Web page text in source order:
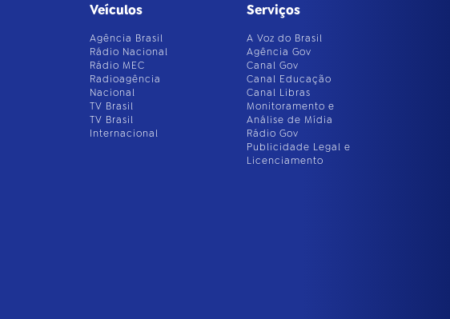
Veículos
Agência Brasil
Rádio Nacional
Rádio MEC
Radioagência
Nacional
TV Brasil
TV Brasil
Internacional
Serviços
A Voz do Brasil
Agência Gov
Canal Gov
Canal Educação
Canal Libras
Monitoramento e
Análise de Mídia
Rádio Gov
Publicidade Legal e
Licenciamento